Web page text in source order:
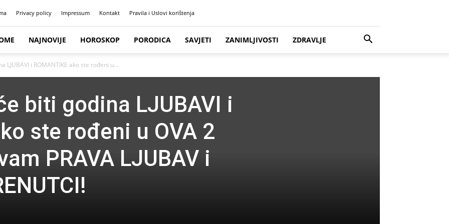
Privacy policy Impressum Kontakt Pravila i Uslovi korištenja
NAJNOVIJE HOROSKOP PORODICA SAVJETI ZANIMLJIVOSTI ZDRAVLJE
LJUBAVI i ROMANTIKE ako ste rođeni u...
biti godina LJUBAVI i
ste rođeni u OVA 2
PRAVA LJUBAV i